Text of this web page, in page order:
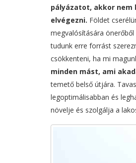
pályázatot, akkor nem
elvégezni. Földet
megvalósítására
tudunk erre forrást
csökkenteni, ha mi
minden mást, ami
temető belső útjára.
legoptimálisabban és
növelje és szolgálja a